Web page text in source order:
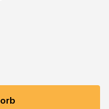
gewünschten